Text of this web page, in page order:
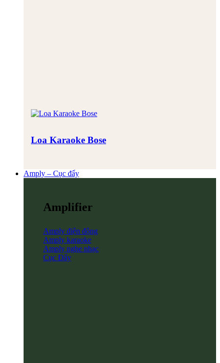
Loa Karaoke Bose
Amply – Cục đẩy
Amplifier
Amply điện động
Amply karaoke
Amply nghe nhạc
Cục Đẩy